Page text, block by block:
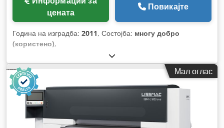
цената
Повикајте
Година на изградба: 2011, Состојба: многу добро
(користено),
Мал оглас